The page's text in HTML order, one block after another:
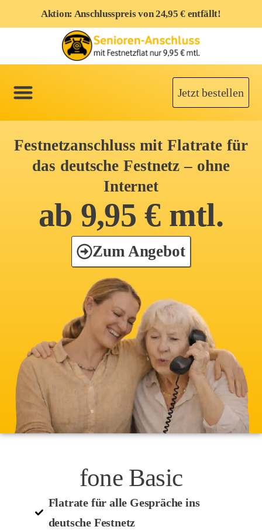
Aktion: Anschlusspreis von 24,95 € entfällt!
Jetzt bestellen
Festnetzanschluss mit Flatrate für
das deutsche Festnetz – ohne
Internet
ab 9,95 € mtl.
Zum Angebot
fone Basic
Flatrate für alle Gespräche ins
deutsche Festnetz